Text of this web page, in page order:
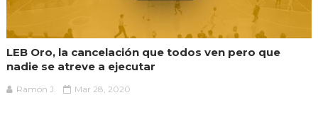
LEB Oro, la cancelación que todos ven pero que
nadie se atreve a ejecutar
Ramón J. Mar 28, 2020